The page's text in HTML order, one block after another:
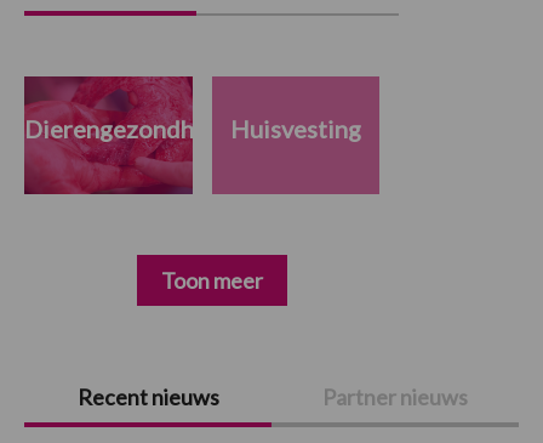
Primaire
Sidebar
Recent nieuws Partner nieuws
Dierengezondheid Huisvesting
Toon meer